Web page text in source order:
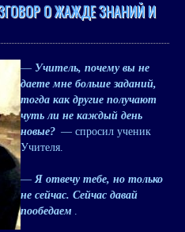
О ЖАЖДЕ ЗНАНИЙ И
— Учитель, почему вы не
даете мне больше заданий,
тогда как другие получают
чуть ли не каждый день
новые? — спросил ученик
Учителя.
—Я отвечу тебе, но только
не сейчас. Сейчас давай
пообедаем .